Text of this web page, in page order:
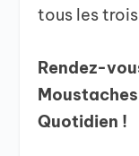
tous les
Rendez-
Quotidien !